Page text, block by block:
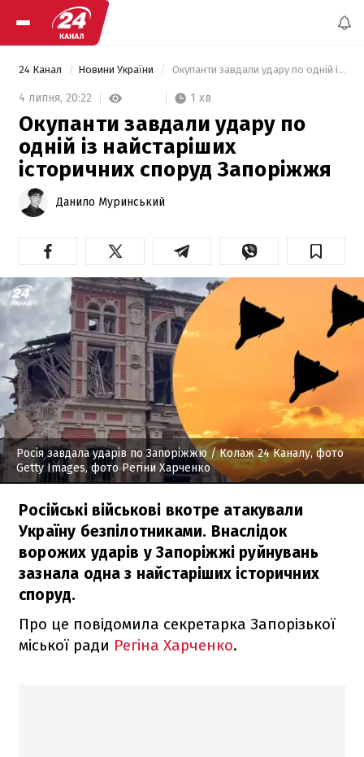
24 Канал Новини України Окупанти завдали удару по одній із найстаріших історичних споруд Запоріжжя
4 липня, 20:22 1 хв
Окупанти завдали удару по
одній із найстаріших
історичних споруд Запоріжжя
Данило Муринський
Росія завдала ударів по Запоріжжю / Колаж 24 Каналу, фото
Getty Images, фото Регіни Харченко
Російські військові вкотре атакували
Україну безпілотниками. Внаслідок
ворожих ударів у Запоріжжі руйнувань
зазнала одна з найстаріших історичних
споруд.
Про це повідомила секретарка Запорізької
міської ради Регіна Харченко.